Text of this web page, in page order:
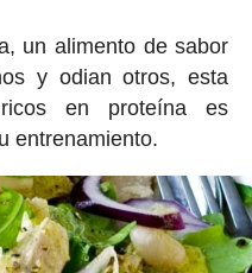
un alimento de sabor
y odian otros, esta
en proteína es
entrenamiento.